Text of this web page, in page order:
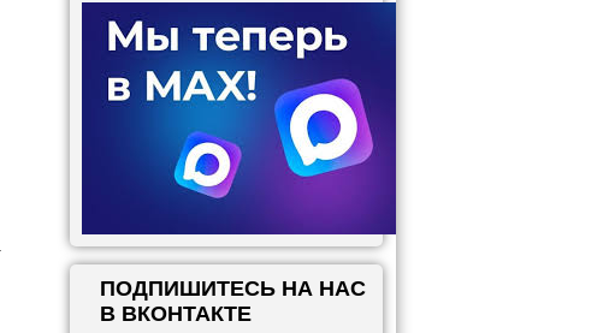
ПОДПИШИТЕСЬ НА НАС
В ВКОНТАКТЕ